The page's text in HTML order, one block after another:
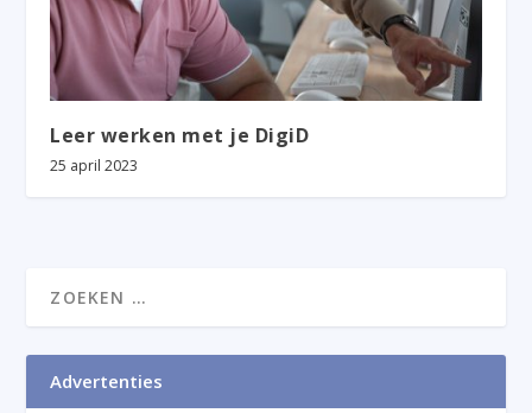
Leer werken met je DigiD
25 april 2023
Advertenties